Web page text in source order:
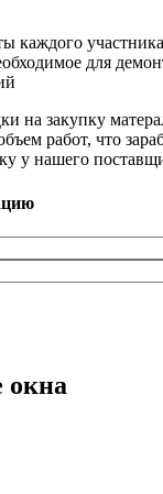
каждого
для
на закупку
работ, что
у нашего